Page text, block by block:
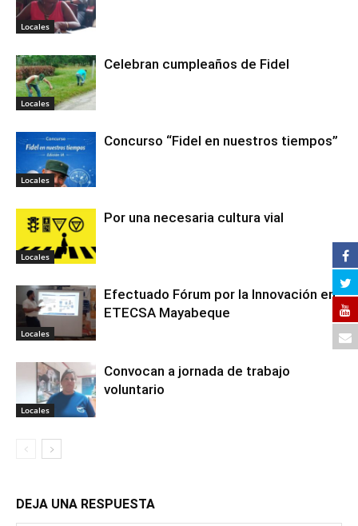
Locales
Locales
Celebran cumpleaños de Fidel
Locales
Concurso “Fidel en nuestros tiempos”
Locales
Por una necesaria cultura vial
Locales
Efectuado Fórum por la Innovación en
ETECSA Mayabeque
Locales
Convocan a jornada de trabajo
voluntario
DEJA UNA RESPUESTA